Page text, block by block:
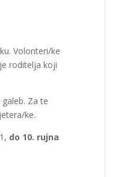
Volonteri/ke
roditelja koji
Za te
ke.
do 10. rujna